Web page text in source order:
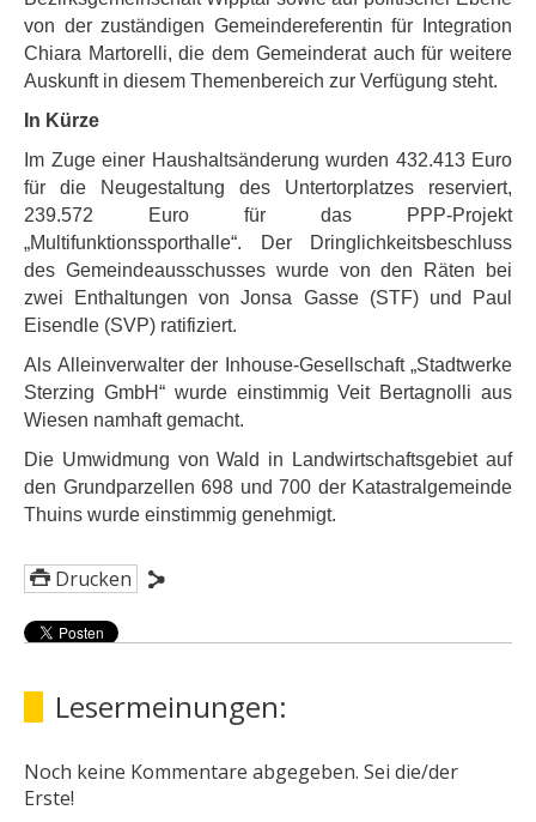
von der zuständigen Gemeindereferentin für Integration
Chiara Martorelli, die dem Gemeinderat auch für weitere
Auskunft in diesem Themenbereich zur Verfügung steht.
In Kürze
Im Zuge einer Haushaltsänderung wurden 432.413 Euro
für die Neugestaltung des Untertorplatzes reserviert,
239.572 Euro für das PPP-Projekt
„Multifunktionssporthalle“. Der Dringlichkeitsbeschluss
des Gemeindeausschusses wurde von den Räten bei
zwei Enthaltungen von Jonsa Gasse (STF) und Paul
Eisendle (SVP) ratifiziert.
Als Alleinverwalter der Inhouse-Gesellschaft „Stadtwerke
Sterzing GmbH“ wurde einstimmig Veit Bertagnolli aus
Wiesen namhaft gemacht.
Die Umwidmung von Wald in Landwirtschaftsgebiet auf
den Grundparzellen 698 und 700 der Katastralgemeinde
Thuins wurde einstimmig genehmigt.
Drucken
Lesermeinungen:
Noch keine Kommentare abgegeben. Sei die/der
Erste!